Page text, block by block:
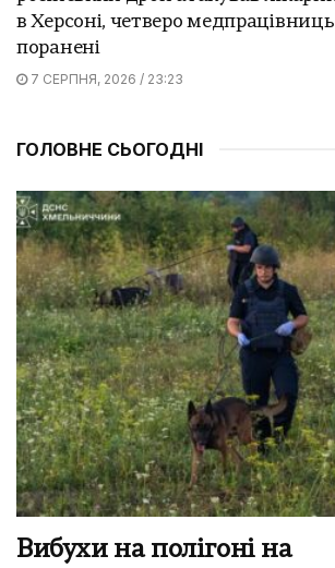
в Херсоні, четверо медпрацівниць
поранені
7 СЕРПНЯ, 2026 / 23:23
ГОЛОВНЕ СЬОГОДНІ
Вибухи на полігоні на